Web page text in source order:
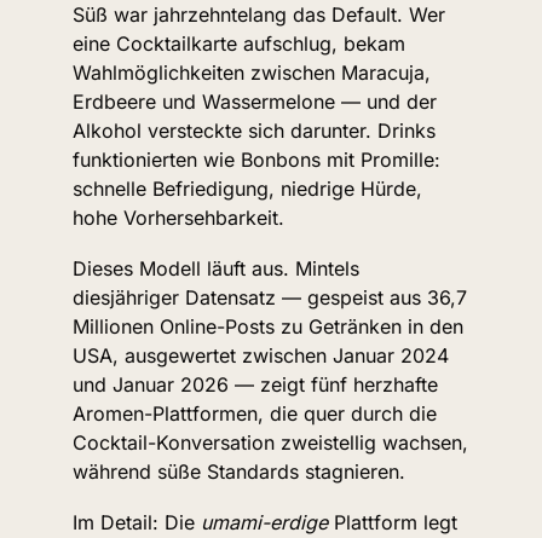
Süß war jahrzehntelang das Default. Wer
eine Cocktailkarte aufschlug, bekam
Wahlmöglichkeiten zwischen Maracuja,
Erdbeere und Wassermelone — und der
Alkohol versteckte sich darunter. Drinks
funktionierten wie Bonbons mit Promille:
schnelle Befriedigung, niedrige Hürde,
hohe Vorhersehbarkeit.
Dieses Modell läuft aus. Mintels
diesjähriger Datensatz — gespeist aus 36,7
Millionen Online-Posts zu Getränken in den
USA, ausgewertet zwischen Januar 2024
und Januar 2026 — zeigt fünf herzhafte
Aromen-Plattformen, die quer durch die
Cocktail-Konversation zweistellig wachsen,
während süße Standards stagnieren.
Im Detail: Die umami-erdige Plattform legt